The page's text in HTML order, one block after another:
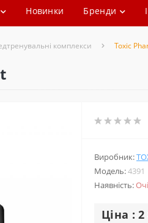
Новинки Бренди
комплекси Toxic
Виробник:
Модель:4391
Наявність:
Ціна : 2